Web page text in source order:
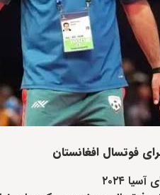
فوتسال افغانستان
۲۰۲۴